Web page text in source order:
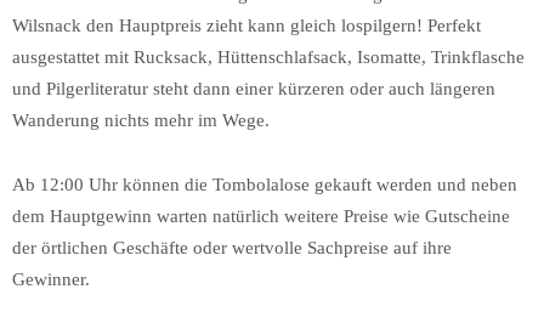
Wilsnack den Hauptpreis zieht kann gleich lospilgern! Perfekt
ausgestattet mit Rucksack, Hüttenschlafsack, Isomatte, Trinkflasche
und Pilgerliteratur steht dann einer kürzeren oder auch längeren
Wanderung nichts mehr im Wege.
Ab 12:00 Uhr können die Tombolalose gekauft werden und neben
dem Hauptgewinn warten natürlich weitere Preise wie Gutscheine
der örtlichen Geschäfte oder wertvolle Sachpreise auf ihre
Gewinner.